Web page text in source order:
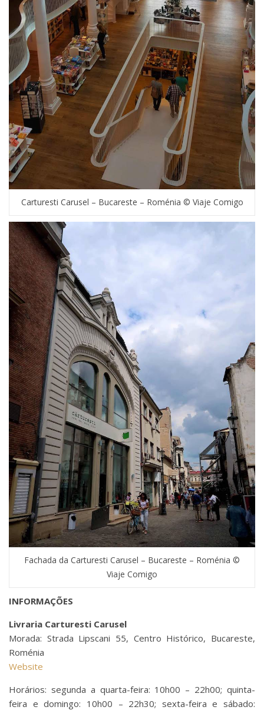
Carturesti Carusel – Bucareste – Roménia © Viaje Comigo
Fachada da Carturesti Carusel – Bucareste – Roménia ©
Viaje Comigo
INFORMAÇÕES
Livraria Carturesti Carusel
Morada: Strada Lipscani 55, Centro Histórico, Bucareste,
Roménia
Website
Horários: segunda a quarta-feira: 10h00 – 22h00; quinta-
feira e domingo: 10h00 – 22h30; sexta-feira e sábado: